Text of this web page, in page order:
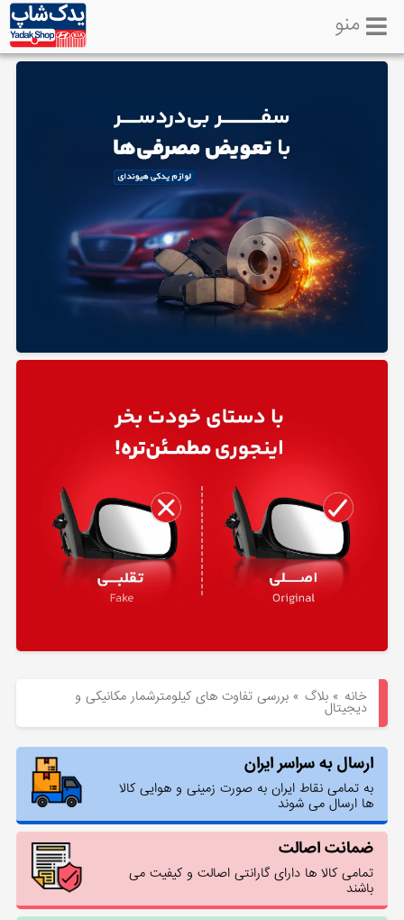
لوازم
منو
خانه »بلاگ »بررسی تفاوت‌ های کیلومترشمار مکانیکی و
دیجیتال
ارسال به سراسر ایران
به تمامی نقاط ایران به صورت زمینی و هوایی کالا
ها ارسال می شوند
ضمانت اصالت
تمامی کالا ها دارای گارانتی اصالت و کیفیت می
باشند